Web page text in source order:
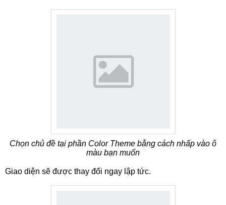
Chọn chủ đề tại phần Color Theme bằng cách nhấp vào ô
màu bạn muốn
Giao diện sẽ được thay đổi ngay lập tức.